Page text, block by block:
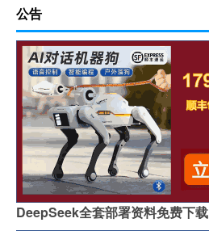
公告
DeepSeek全套部署资料免费下载